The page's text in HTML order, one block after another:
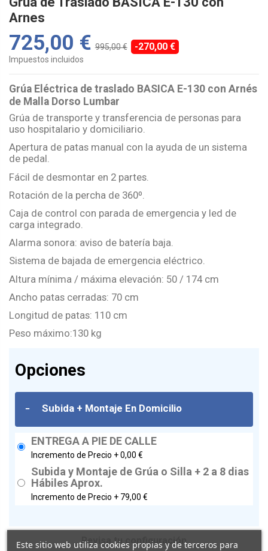
Arnes
725,00 € 995,00 € -270,00 €
Impuestos incluidos
Grúa Eléctrica de traslado BASICA E-130 con Arnés
de Malla Dorso Lumbar
Grúa de transporte y transferencia de personas para
uso hospitalario y domiciliario.
Apertura de patas manual con la ayuda de un sistema
de pedal.
Fácil de desmontar en 2 partes.
Rotación de la percha de 360º.
Caja de control con parada de emergencia y led de
carga integrado.
Alarma sonora: aviso de batería baja.
Sistema de bajada de emergencia eléctrico.
Altura mínima / máxima elevación: 50 / 174 cm
Ancho patas cerradas: 70 cm
Longitud de patas: 110 cm
Peso máximo:130 kg
Opciones
- Subida + Montaje En Domicilio
ENTREGA A PIE DE CALLE
Incremento de Precio +0,00 €
Subida y Montaje de Grúa o Silla + 2 a 8 dias
Hábiles Aprox.
Incremento de Precio + 79,00 €
Revisa tu configuración
Este sitio web utiliza cookies propias y de terceros para